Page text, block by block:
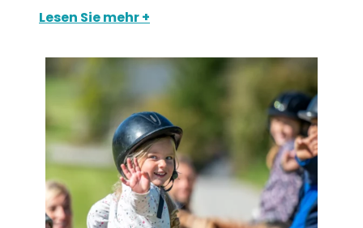
Lesen Sie mehr
Wanderungenin der Gegend von Pianottoli,
Perfekt, um sich von Abenteuern und
Entdeckungen zu ernähren.
Hier ist eine Website, die Ihnen hilft, Ihre
Wanderungen zu planen.
Wassersportlergibt es verschiedene
Aktivitäten wie Windsurfing oder Schnorcheln
am Strand von La Testa in Figari.